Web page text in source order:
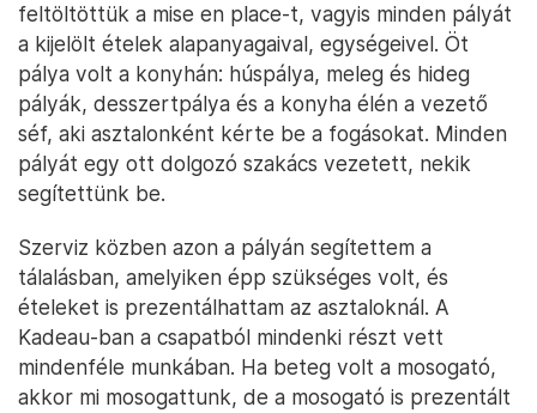
feltöltöttük a mise en place-t, vagyis minden pályát
a kijelölt ételek alapanyagaival, egységeivel. Öt
pálya volt a konyhán: húspálya, meleg és hideg
pályák, desszertpálya és a konyha élén a vezető
séf, aki asztalonként kérte be a fogásokat. Minden
pályát egy ott dolgozó szakács vezetett, nekik
segítettünk be.
Szerviz közben azon a pályán segítettem a
tálalásban, amelyiken épp szükséges volt, és
ételeket is prezentálhattam az asztaloknál. A
Kadeau-ban a csapatból mindenki részt vett
mindenféle munkában. Ha beteg volt a mosogató,
akkor mi mosogattunk, de a mosogató is prezentált